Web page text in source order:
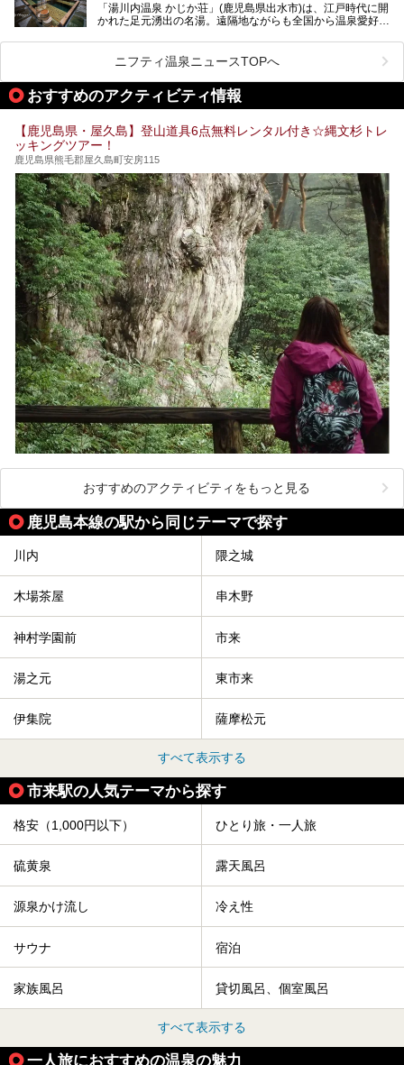
は約2年後を予定しています。
「湯川内温泉 かじか荘」(鹿児島県出水市)は、江戸時代に開
かれた足元湧出の名湯。遠隔地ながらも全国から温泉愛好家
いえる存在です。2023年にいったん閉館しましたが、その
後経営が変わり、復旧作業を実施。2025年4月26日に日帰
り入浴施設としてプレオープンしました。
乗り込みましたが、今回もオープン前日から初日にかけて現
地訪問。リニューアルした浴室・最新情報を中心に、以前と
の相違点や注意事項などを詳細レビューします。
ニフティ温泉ニュースTOPへ
おすすめのアクティビティ情報
【鹿児島県・屋久島】登山道具6点無料レンタル付き☆縄文杉トレ
ッキングツアー！
鹿児島県熊毛郡屋久島町安房115
おすすめのアクティビティをもっと見る
鹿児島本線の駅から同じテーマで探す
川内 隈之城
木場茶屋 串木野
神村学園前 市来
湯之元 東市来
伊集院 薩摩松元
すべて表示する
市来駅の人気テーマから探す
格安（1,000円以下） ひとり旅・一人旅
硫黄泉 露天風呂
源泉かけ流し 冷え性
サウナ 宿泊
家族風呂 貸切風呂、個室風呂
すべて表示する
一人旅におすすめの温泉の魅力